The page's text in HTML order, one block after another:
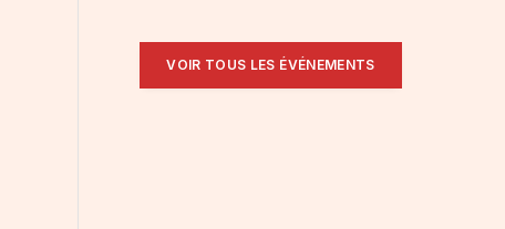
VOIR TOUS LES ÉVÉNEMENTS